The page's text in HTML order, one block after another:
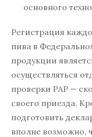
основного
Регистрация
пива в
продукции
осуществляться
проверки РАР —
своего приезда.
подготовить
вполне возможно,